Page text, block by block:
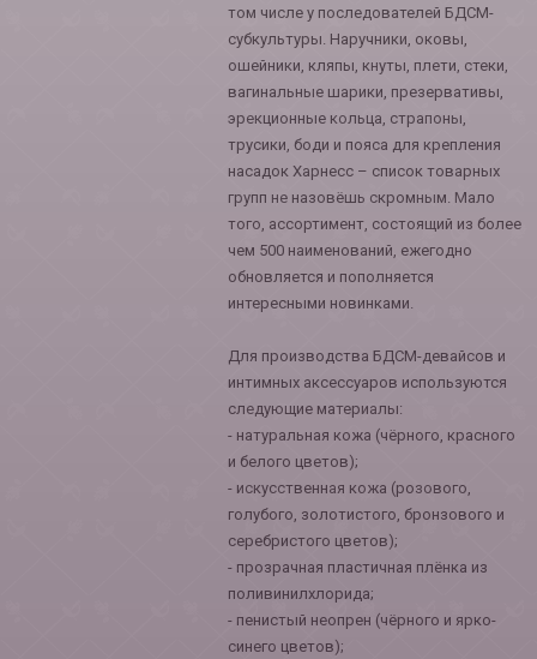
том числе у последователей БДСМ-
субкультуры. Наручники, оковы,
ошейники, кляпы, кнуты, плети, стеки,
вагинальные шарики, презервативы,
эрекционные кольца, страпоны,
трусики, боди и пояса для крепления
насадок Харнесс – список товарных
групп не назовёшь скромным. Мало
того, ассортимент, состоящий из более
чем 500 наименований, ежегодно
обновляется и пополняется
интересными новинками.
Для производства БДСМ-девайсов и
интимных аксессуаров используются
следующие материалы:
- натуральная кожа (чёрного, красного
и белого цветов);
- искусственная кожа (розового,
голубого, золотистого, бронзового и
серебристого цветов);
- прозрачная пластичная плёнка из
поливинилхлорида;
- пенистый неопрен (чёрного и ярко-
синего цветов);